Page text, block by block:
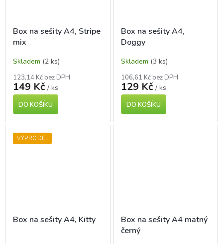
Box na sešity A4, Stripe
mix
Skladem (2 ks)
123,14 Kč bez DPH
149 Kč / ks
DO KOŠÍKU
Box na sešity A4,
Doggy
Skladem (3 ks)
106,61 Kč bez DPH
129 Kč / ks
DO KOŠÍKU
VÝPRODEJ
Box na sešity A4, Kitty
Box na sešity A4 matný
černý